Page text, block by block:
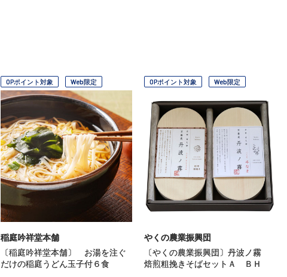
OPポイント対象 Web限定
稲庭吟祥堂本舗
〔稲庭吟祥堂本舗〕 お湯を注ぐ
だけの稲庭うどん玉子付６食
OPポイント対象 Web限定
やくの農業振興団
〔やくの農業振興団〕丹波ノ霧
焙煎粗挽きそばセットＡ ＢＨ